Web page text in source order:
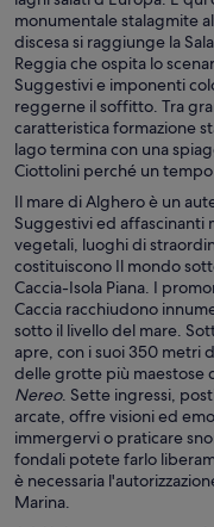
monumentale stalagmite
discesa si raggiunge la
Reggia che ospita lo
Suggestivi e imponenti
reggerne il soffitto. Tra
caratteristica formazione
lago termina con una
Ciottolini perché un
Il mare di Alghero è un
Suggestivi ed affascinanti
vegetali, luoghi di
costituiscono Il mondo
Caccia-Isola Piana. I
Caccia racchiudono
sotto il livello del mare.
apre, con i suoi 350 metri
delle grotte più maestose
Nereo. Sette ingressi,
arcate, offre visioni ed
immergervi o praticare
fondali potete farlo
è necessaria
Marina.